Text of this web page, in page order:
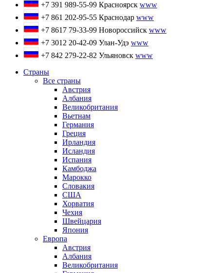
+7 391 989-55-99 Красноярск www
+7 861 202-95-55 Краснодар www
+7 8617 79-33-99 Новороссийск www
+7 3012 20-42-09 Улан-Удэ www
+7 842 279-22-82 Ульяновск www
Страны
Все страны
Австрия
Албания
Великобритания
Вьетнам
Германия
Греция
Ирландия
Исландия
Испания
Камбоджа
Марокко
Словакия
США
Хорватия
Чехия
Швейцария
Япония
Европа
Австрия
Албания
Великобритания